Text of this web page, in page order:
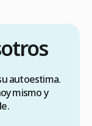
autoestima.
mismo y